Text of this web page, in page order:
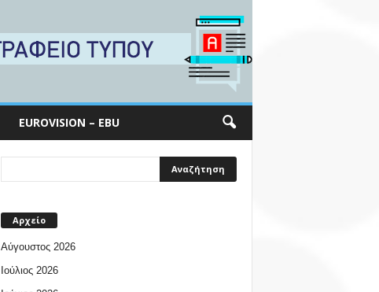
EUROVISION – EBU
Αρχείο
Αύγουστος 2026
Ιούλιος 2026